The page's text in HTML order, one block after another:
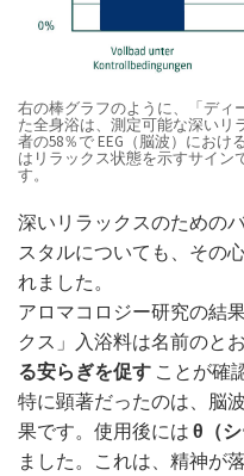
右の棒グラフのように、「ディ
た全身浴は、測定可能な深いリ
者の58％で EEG（脳波）にお
はリラックス状態を示すサイン
す。
深いリラックスのための
スタルについても、その
れました。
アロマコロジー研究の結
クス」入浴料は名前のとお
る安らぎを促す ことが確
特に顕著だったのは、脳
果です。使用後には θ（
ました。これは、精神が